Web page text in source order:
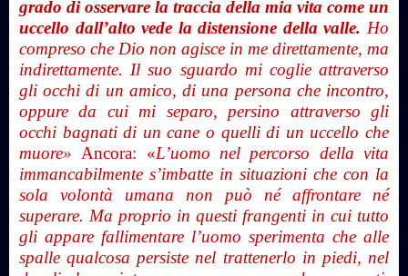
grado di osservare la traccia della mia vita come un
uccello dall’alto vede la distensione della valle. Ho
compreso che Dio non agisce in me direttamente, ma
indirettamente. Il suo sguardo mi coglie attraverso
gli occhi di un amico, di una persona che incontro,
oppure da cui mi separo, persino attraverso gli
occhi bagnati di un cane o quelli di un uccello che
muore» Ancora: «L’uomo nel percorso della vita
immancabilmente s’imbatte in situazioni che con la
sola volontà umana non può né affrontare né
superare. Ma proprio in questi frangenti in cui tutto
gli appare fallimentare l’uomo sperimenta che alle
spalle qualcosa persiste nel trattenerlo in piedi, nel